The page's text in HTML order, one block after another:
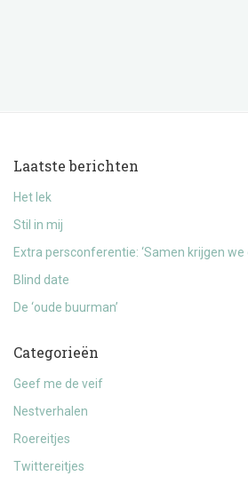
Laatste berichten
Het lek
Stil in mij
Extra persconferentie: ‘Samen krijgen we
Blind date
De ‘oude buurman’
Categorieën
Geef me de veif
Nestverhalen
Roereitjes
Twittereitjes